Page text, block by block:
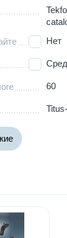
Нет
60